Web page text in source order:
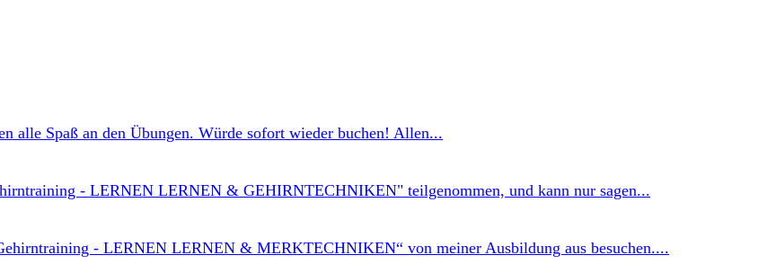
alle Spaß an den Übungen. Würde sofort wieder buchen! Allen...
- LERNEN LERNEN & GEHIRNTECHNIKEN" teilgenommen, und kann nur sagen...
- LERNEN LERNEN & MERKTECHNIKEN“ von meiner Ausbildung aus besuchen....